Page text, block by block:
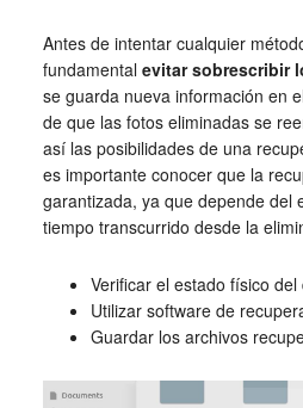
Antes de intentar cualquier
fundamental evitar sobrescribir
se guarda nueva información en
de que las fotos eliminadas se
así las posibilidades de una
es importante conocer que la
garantizada, ya que depende del
tiempo transcurrido desde la
Verificar el estado físico
Utilizar software de
Guardar los archivos